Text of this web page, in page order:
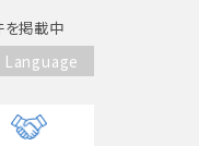
を掲載中
Language